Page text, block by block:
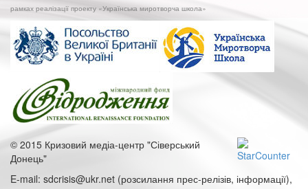
реєстрації
та
організаційний
розвиток
громадської
організації»
рамках реалізації проекту «Українська миротворча школа»
© 2015 Кризовий медіа-центр "Сіверський
Донець"
E-mail: sdcrisis@ukr.net (розсилання прес-релізів, інформації),